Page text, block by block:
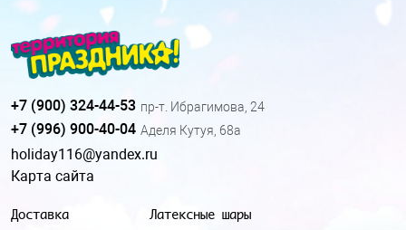
Доставка
Латексные шары
+7 (900) 324-44-53 пр-т. Ибрагимова, 24
+7 (996) 900-40-04 Аделя Кутуя, 68а
holiday116@yandex.ru
Карта сайта